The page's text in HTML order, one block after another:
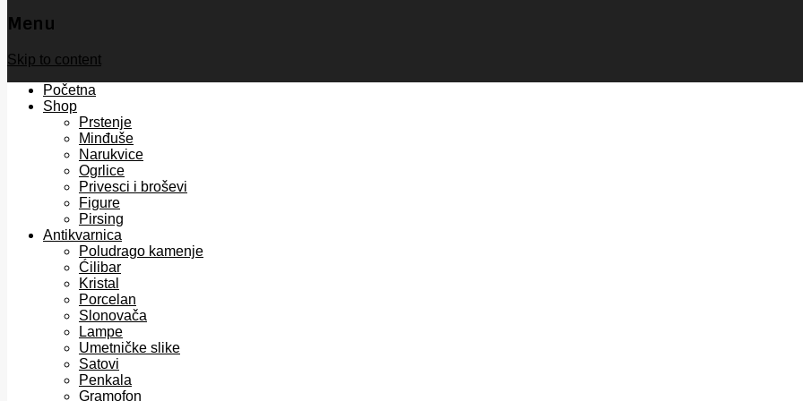
Menu
Skip to content
Početna
Shop
Prstenje
Minđuše
Narukvice
Ogrlice
Privesci i broševi
Figure
Pirsing
Antikvarnica
Poludrago kamenje
Ćilibar
Kristal
Porcelan
Slonovača
Lampe
Umetničke slike
Satovi
Penkala
Gramofon